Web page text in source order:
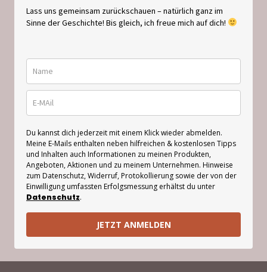
Lass uns gemeinsam zurückschauen – natürlich ganz im
Sinne der Geschichte! Bis gleich, ich freue mich auf dich!
Du kannst dich jederzeit mit einem Klick wieder abmelden.
Meine E-Mails enthalten neben hilfreichen & kostenlosen Tipps
und Inhalten auch Informationen zu meinen Produkten,
Angeboten, Aktionen und zu meinem Unternehmen. Hinweise
zum Datenschutz, Widerruf, Protokollierung sowie der von der
Einwilligung umfassten Erfolgsmessung erhältst du unter
Datenschutz.
JETZT ANMELDEN